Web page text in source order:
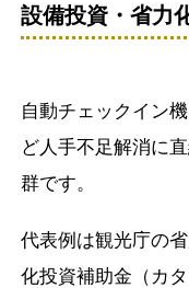
設備投資・省力
自動チェックイン
ど人手不足解消に
群です。
代表例は観光庁の
化投資補助金（カ